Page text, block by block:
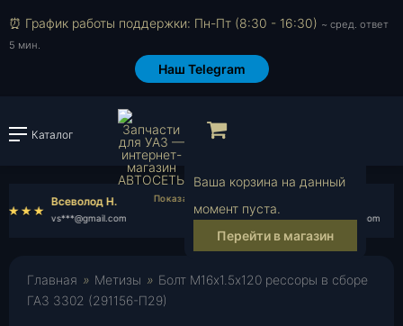
⏰ График работы поддержки: Пн-Пт (8:30 - 16:30) ~ сред. ответ
5 мин.
Наш Telegram
Каталог Войти или
Просмотр
Ваша корзина на данный
момент пуста.
Перейти в магазин
Всеволод Н.
vs***@gmail.com ol***@yahoo.com
Главная » Метизы » Болт М16х1.5х120 рессоры в сборе
ГАЗ 3302 (291156-П29)